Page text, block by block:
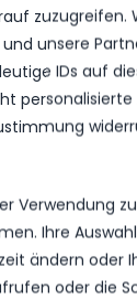
zuzugreifen.
unsere
IDs auf
Verwendung
Ihre
ändern oder
oder die